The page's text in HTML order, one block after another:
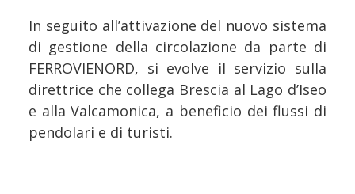
In seguito all’attivazione del nuovo sistema
di gestione della circolazione da parte di
FERROVIENORD, si evolve il servizio sulla
direttrice che collega Brescia al Lago d’Iseo
e alla Valcamonica, a beneficio dei flussi di
pendolari e di turisti.